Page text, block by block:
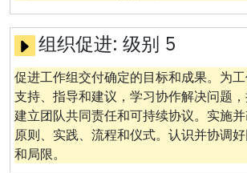
组织促进: 级别 5
促进工作组交付确定的目标和成果。为
支持、指导和建议，学习协作解决问题，
建立团队共同责任和可持续协议。实施
原则、实践、流程和仪式。认识并协调
和局限。